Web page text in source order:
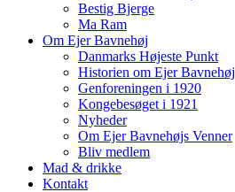
Bestig Bjerge
Ma Ram
Om Ejer Bavnehøj
Danmarks Højeste Punkt
Historien om Ejer Bavnehøj
Genforeningen i 1920
Kongebesøget i 1921
Nyheder
Om Ejer Bavnehøjs Venner
Bliv medlem
Mad & drikke
Kontakt